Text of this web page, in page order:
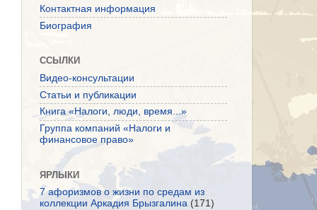
Контактная информация
Биография
ССЫЛКИ
Видео-консультации
Статьи и публикации
Книга «Налоги, люди, время...»
Группа компаний «Налоги и
финансовое право»
ЯРЛЫКИ
7 афоризмов о жизни по средам из
коллекции Аркадия Брызгалина (171)